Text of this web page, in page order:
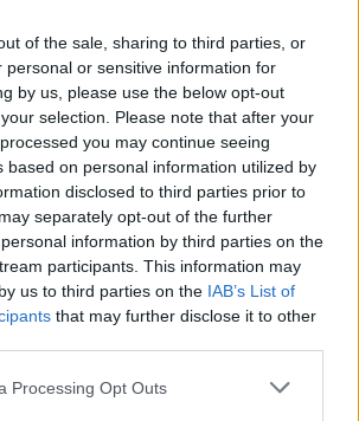
of the sale, sharing to third parties, or
personal or sensitive information for
by us, please use the below opt-out
selection. Please note that after your
you may continue seeing
based on personal information utilized by
disclosed to third parties prior to
separately opt-out of the further
information by third parties on the
participants. This information may
us to third parties on the IAB’s List of
that may further disclose it to other
Processing Opt Outs
Bet. Kiekviena tobulybė turi
Achilo kulnas – ji tiki
ir ką rašo
ten juk nemeluoja“, –
pridūręs, kad jau
o paskui šį įrašą ištrynęs.
Lrytaskalbinti politikai
labiau nei pačios
kelionės juos nustebino